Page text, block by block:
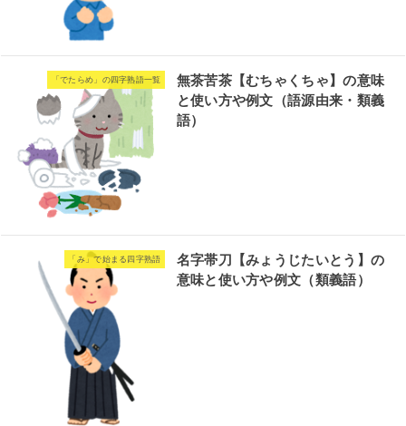
「でたらめ」の四字熟語一覧
無茶苦茶【むちゃくちゃ】の意味
と使い方や例文（語源由来・類義
語）
「み」で始まる四字熟語
名字帯刀【みょうじたいとう】の
意味と使い方や例文（類義語）